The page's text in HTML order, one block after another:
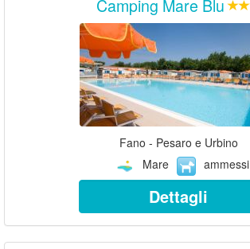
Camping Mare Blu
Fano - Pesaro e Urbino
Mare
ammessi
Dettagli